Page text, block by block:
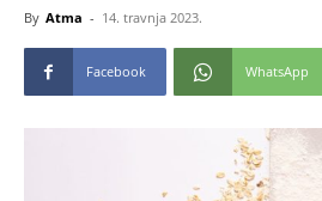
By Atma - 14. travnja 2023.
Facebook WhatsApp